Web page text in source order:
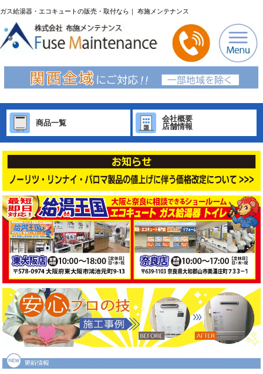
ガス給湯器・エコキュートの販売・取付なら｜ 布施メンテナンス
商品一覧
会社概要
店舗情報